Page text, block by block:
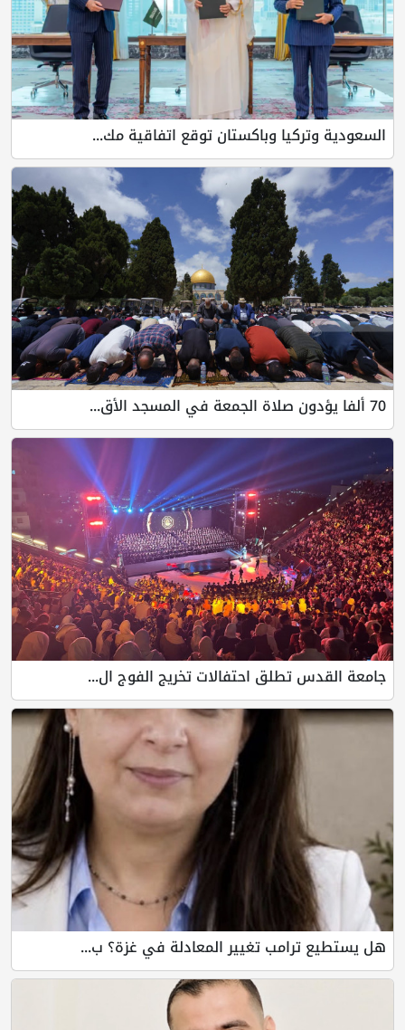
وباكستان توقع اتفاقية مك...
احتفالات تخريج الفوج ال...
تغيير المعادلة في غزة؟ ب...